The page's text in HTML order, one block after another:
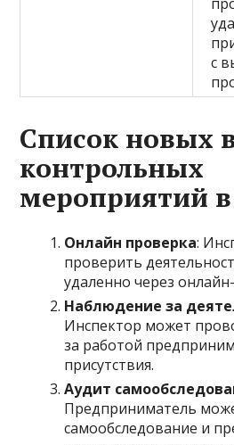
с
Список новых
контрольных
мероприятий в
Онлайн проверка:
проверить
удаленно через
Наблюдение за
Инспектор может
за работой
присутствия.
Аудит
Предприниматель
самообследование и